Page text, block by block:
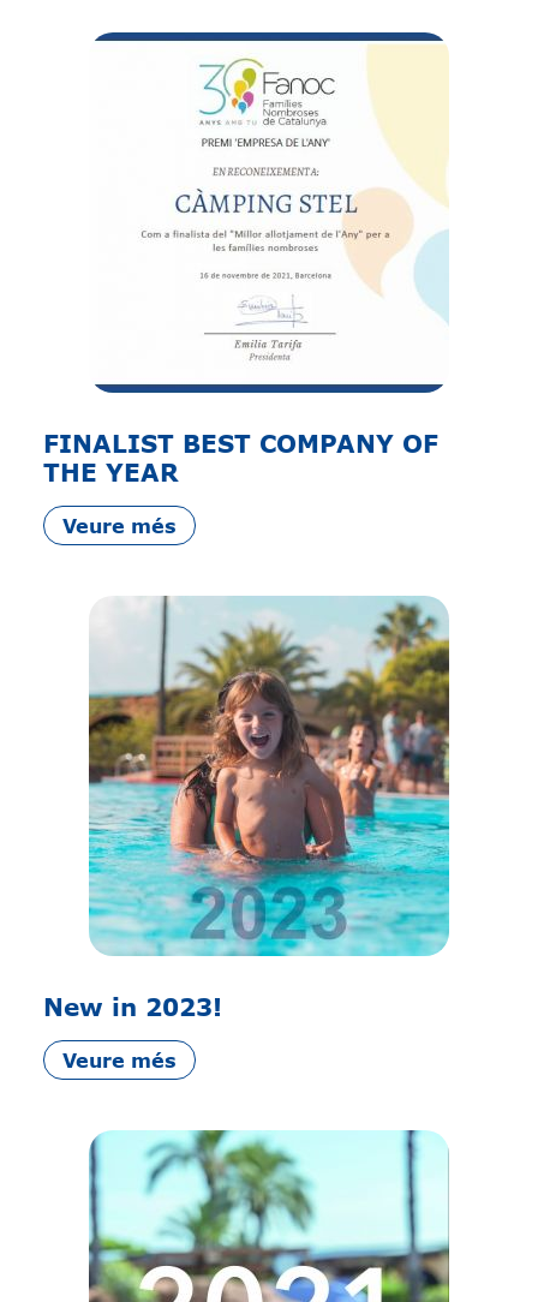
FINALIST BEST COMPANY OF
THE YEAR
Veure més
New in 2023!
Veure més